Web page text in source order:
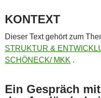
KONTEXT
Dieser Text gehört zum
STRUKTUR &
SCHÖNECK/ MKK .
Ein Gespräch